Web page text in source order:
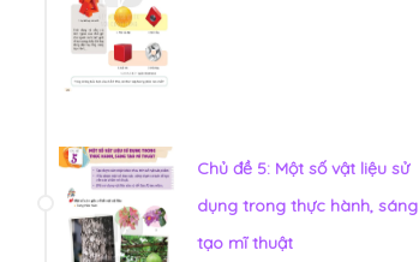
Chủ đề 5: Một số vật liệu sử
dụng trong thực hành, sáng
tạo mĩ thuật